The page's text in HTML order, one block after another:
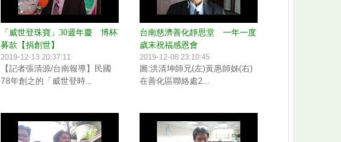
「威世登珠寶」30週年慶 博杯
募款【捐創世】
2019-12-13 20:37:11
【記者張清源/台南報導】民國
78年創之的「威世登時...
台南慈濟善化靜思堂 一年一度
歲末祝福感恩會
2019-12-08 23:10:45
圖:洪清坤師兄(左)黃惠師姊(右)
在善化區聯絡處2...